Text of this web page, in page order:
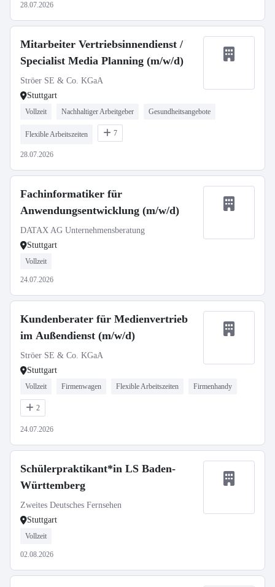
28.07.2026
Mitarbeiter Vertriebsinnendienst /
Specialist Media Planning (m/w/d)
Ströer SE & Co. KGaA
Stuttgart
Vollzeit Nachhaltiger Arbeitgeber Gesundheitsangebote
Flexible Arbeitszeiten 7
28.07.2026
Fachinformatiker für
Anwendungsentwicklung (m/w/d)
DATAX AG Unternehmensberatung
Stuttgart
Vollzeit
24.07.2026
Kundenberater für Medienvertrieb
im Außendienst (m/w/d)
Ströer SE & Co. KGaA
Stuttgart
Vollzeit Firmenwagen Flexible Arbeitszeiten Firmenhandy
2
24.07.2026
Schülerpraktikant*in LS Baden-
Württemberg
Zweites Deutsches Fernsehen
Stuttgart
Vollzeit
02.08.2026